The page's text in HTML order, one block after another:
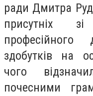
ради Дмитра
присутніх
здобутків на
чого
почесними